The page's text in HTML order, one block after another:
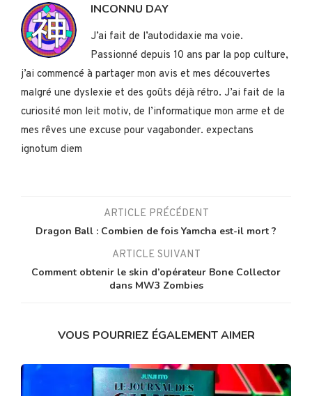
INCONNU DAY
J’ai fait de l’autodidaxie ma voie.
Passionné depuis 10 ans par la pop culture,
j’ai commencé à partager mon avis et mes découvertes
malgré une dyslexie et des goûts déjà rétro. J’ai fait de la
curiosité mon leit motiv, de l’informatique mon arme et de
mes rêves une excuse pour vagabonder. expectans
ignotum diem
ARTICLE PRÉCÉDENT
Dragon Ball : Combien de fois Yamcha est-il mort ?
ARTICLE SUIVANT
Comment obtenir le skin d’opérateur Bone Collector
dans MW3 Zombies
VOUS POURRIEZ ÉGALEMENT AIMER